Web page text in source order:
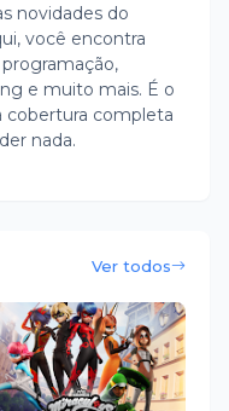
novidades do
você encontra
e muito mais. É o
cobertura completa
nada.
Ver todos